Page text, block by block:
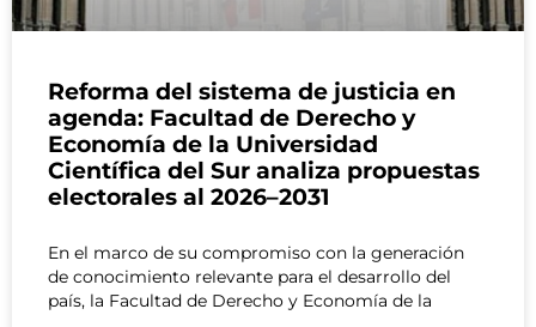
Reforma del sistema de justicia en
agenda: Facultad de Derecho y
Economía de la Universidad
Científica del Sur analiza propuestas
electorales al 2026–2031
En el marco de su compromiso con la generación
de conocimiento relevante para el desarrollo del
país, la Facultad de Derecho y Economía de la